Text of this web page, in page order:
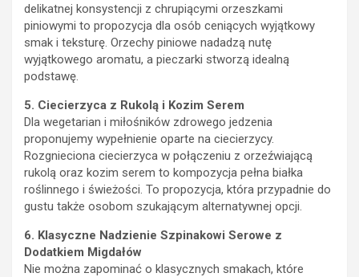
delikatnej konsystencji z chrupiącymi orzeszkami
piniowymi to propozycja dla osób ceniących wyjątkowy
smak i teksturę. Orzechy piniowe nadadzą nutę
wyjątkowego aromatu, a pieczarki stworzą idealną
podstawę.
5. Ciecierzyca z Rukolą i Kozim Serem
Dla wegetarian i miłośników zdrowego jedzenia
proponujemy wypełnienie oparte na ciecierzycy.
Rozgnieciona ciecierzyca w połączeniu z orzeźwiającą
rukolą oraz kozim serem to kompozycja pełna białka
roślinnego i świeżości. To propozycja, która przypadnie do
gustu także osobom szukającym alternatywnej opcji.
6. Klasyczne Nadzienie Szpinakowi Serowe z
Dodatkiem Migdałów
Nie można zapominać o klasycznych smakach, które